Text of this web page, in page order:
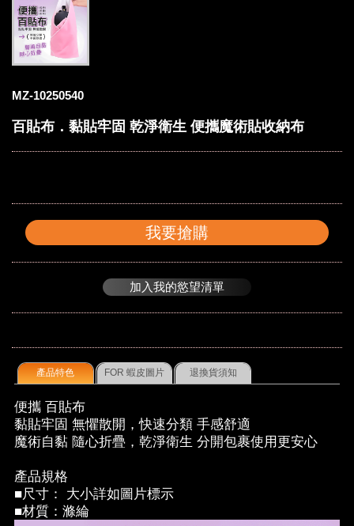
MZ-10250540
百貼布．黏貼牢固 乾淨衛生 便攜魔術貼收納布
我要搶購
加入我的慾望清單
產品特色 FOR 蝦皮圖片 退換貨須知
便攜 百貼布
黏貼牢固 無懼散開，快速分類 手感舒適
魔術自黏 隨心折疊，乾淨衛生 分開包裹使用更安心
產品規格
■尺寸： 大小詳如圖片標示
■材質：滌綸